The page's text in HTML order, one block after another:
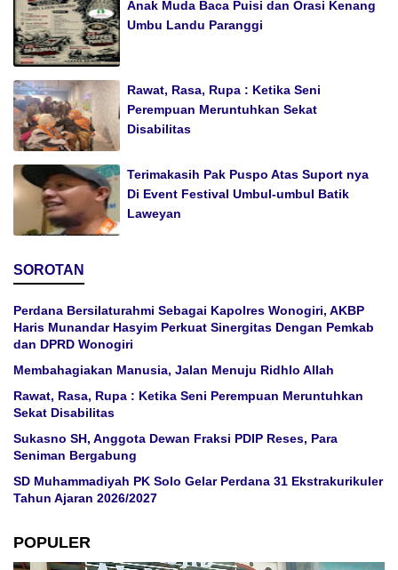
Anak Muda Baca Puisi dan Orasi Kenang
Umbu Landu Paranggi
Rawat, Rasa, Rupa : Ketika Seni
Perempuan Meruntuhkan Sekat
Disabilitas
Terimakasih Pak Puspo Atas Suport nya
Di Event Festival Umbul-umbul Batik
Laweyan
SOROTAN
Perdana Bersilaturahmi Sebagai Kapolres Wonogiri, AKBP
Haris Munandar Hasyim Perkuat Sinergitas Dengan Pemkab
dan DPRD Wonogiri
Membahagiakan Manusia, Jalan Menuju Ridhlo Allah
Rawat, Rasa, Rupa : Ketika Seni Perempuan Meruntuhkan
Sekat Disabilitas
Sukasno SH, Anggota Dewan Fraksi PDIP Reses, Para
Seniman Bergabung
SD Muhammadiyah PK Solo Gelar Perdana 31 Ekstrakurikuler
Tahun Ajaran 2026/2027
POPULER